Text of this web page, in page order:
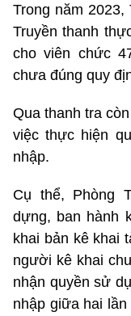
Trong năm
Truyền thanh
cho viên chức
chưa đúng quy
Qua thanh tra
việc thực hiện
nhập.
Cụ thể, Phòng
dựng, ban hành
khai bản kê khai
người kê khai
nhận quyền sử
nhập giữa hai